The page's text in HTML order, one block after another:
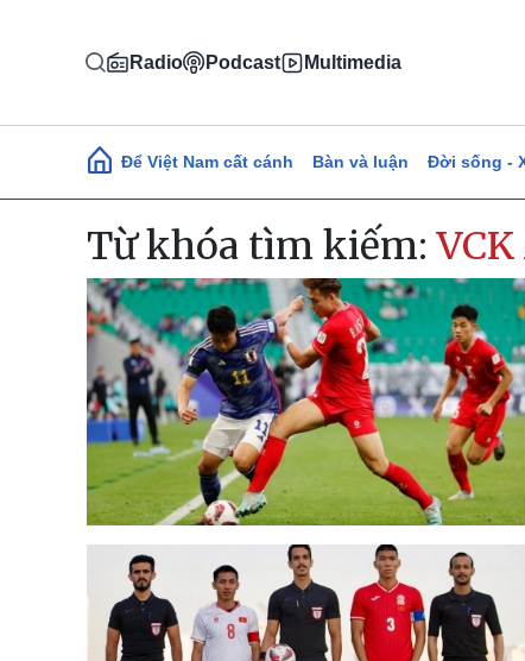
Radio Podcast Multimedia
Main navigation
Để Việt Nam cất cánh Bàn và luận Đời sống -
Từ khóa tìm kiếm: